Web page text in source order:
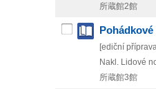
所蔵館2館
[ediční
Nakl. Lidové
所蔵館3館